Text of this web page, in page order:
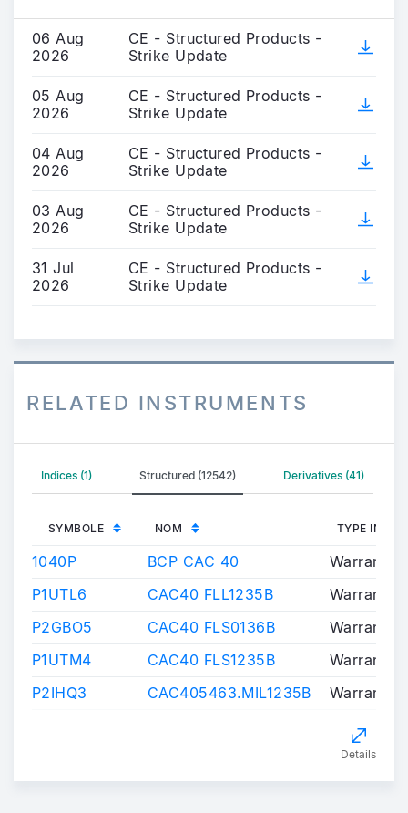
06 Aug
2026
CE - Structured Products -
Strike Update
05 Aug
2026
CE - Structured Products -
Strike Update
04 Aug
2026
CE - Structured Products -
Strike Update
03 Aug
2026
CE - Structured Products -
Strike Update
31 Jul
2026
CE - Structured Products -
Strike Update
RELATED INSTRUMENTS
Indices (1) Structured (12542) Derivatives (41)
SYMBOLE NOM TYPE
1040P BCP CAC 40
Warrants/
P1UTL6
CAC40 FLL1235B
Warrants/
P2GBO5
CAC40 FLS0136B
Warrants/
P1UTM4
CAC40 FLS1235B
Warrants/
P2IHQ3
CAC405463.MIL1235B Warrants/
Details